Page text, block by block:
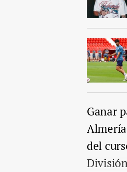
Ganar
del